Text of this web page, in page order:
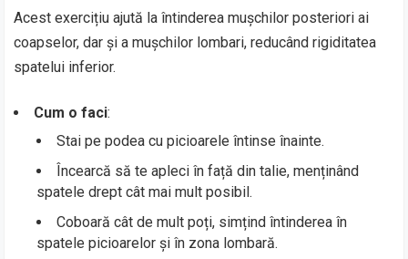
Acest exercițiu ajută la întinderea mușchilor posteriori ai
coapselor, dar și a mușchilor lombari, reducând rigiditatea
spatelui inferior.
Cum o faci:
Stai pe podea cu picioarele întinse înainte.
Încearcă să te apleci în față din talie, menținând
spatele drept cât mai mult posibil.
Coboară cât de mult poți, simțind întinderea în
spatele picioarelor și în zona lombară.